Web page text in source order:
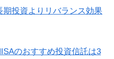
期投資よりリバランス効果
のおすすめ投資信託は3